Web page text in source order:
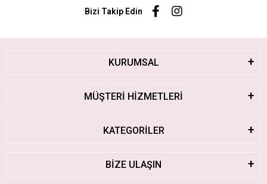
Bizi Takip Edin
KURUMSAL
MÜŞTERİ HİZMETLERİ
KATEGORİLER
BİZE ULAŞIN